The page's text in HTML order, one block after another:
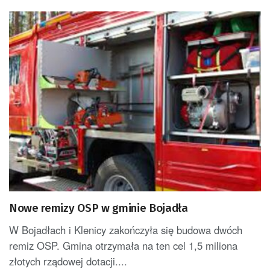
Nowe remizy OSP w gminie Bojadła
W Bojadłach i Klenicy zakończyła się budowa dwóch
remiz OSP. Gmina otrzymała na ten cel 1,5 miliona
złotych rządowej dotacji....